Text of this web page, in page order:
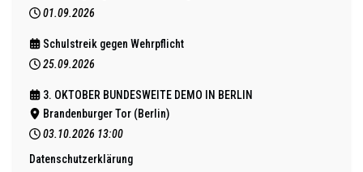
01.09.2026
Schulstreik gegen Wehrpflicht
25.09.2026
3. OKTOBER BUNDESWEITE DEMO IN BERLIN
Brandenburger Tor (Berlin)
03.10.2026 13:00
Datenschutzerklärung